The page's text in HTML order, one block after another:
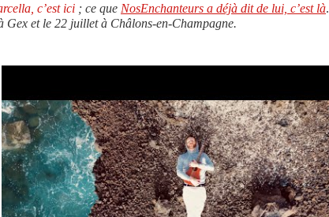
c’est ici ; ce que NosEnchanteurs a déjà dit de lui, c’est là.
Gex et le 22 juillet à Châlons-en-Champagne.